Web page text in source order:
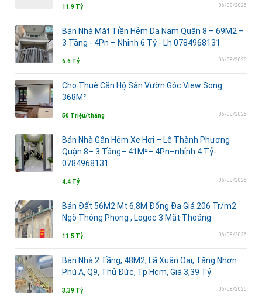
11.9 Tỷ 06/08/2026
Bán Nhà Mặt Tiền Hẻm Dạ Nam Quận 8 – 69M2 –
3 Tầng - 4Pn – Nhỉnh 6 Tỷ - Lh 0784968131
6.6 Tỷ 06/08/2026
Cho Thuê Căn Hộ Sân Vườn Góc View Song
368M²
50 Triệu/tháng 06/08/2026
Bán Nhà Gần Hẻm Xe Hơi – Lê Thành Phương
Quận 8– 3 Tầng– 41M²– 4Pn–nhỉnh 4 Tỷ-
0784968131
4.4 Tỷ 06/08/2026
Bán Đất 56M2 Mt 6,8M Đống Đa Giá 206 Tr/m2
Ngõ Thông Phong , Logoc 3 Mặt Thoáng
11.5 Tỷ 06/08/2026
Bán Nhà 2 Tầng, 48M2, Lã Xuân Oai, Tăng Nhơn
Phú A, Q9, Thủ Đức, Tp Hcm, Giá 3,39 Tỷ
3.39 Tỷ 06/08/2026